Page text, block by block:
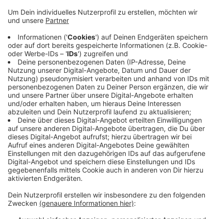
vermutet, dass er bei einem Bremsmanöver die
Kontrolle über seinen Roller verloren hatte.
Veröffentlicht: Samstag, 07.12.2019 10:35
Anzeige
Der Mann war mit einem Rettungshubschrauber in eine
Klinik geflogen worden - dort erlag er seinen schweren
Verletzungen. Für die Rettungsarbeiten musste die
Haus Gravener Straße in Langenfeld für etw drei
Stunden komplett gesperrt werden.
Anzeige